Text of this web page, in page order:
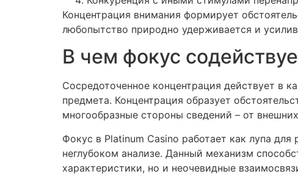
Концентрация внимания формирует
любопытство природно удерживается и
В чем фокус
Сосредоточенное концентрация действует в
предмета. Концентрация образует
многообразные стороны сведений – от
Фокус в Platinum Casino работает как лупа
неглубоком анализе. Данный механизм
характеристики, но и неочевидные